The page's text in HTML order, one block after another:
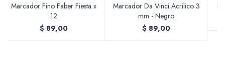
Marcador Fino Faber Fiesta x
12
$ 89,00
Marcador Da Vinci Acrilico 3
mm - Negro
$ 89,00